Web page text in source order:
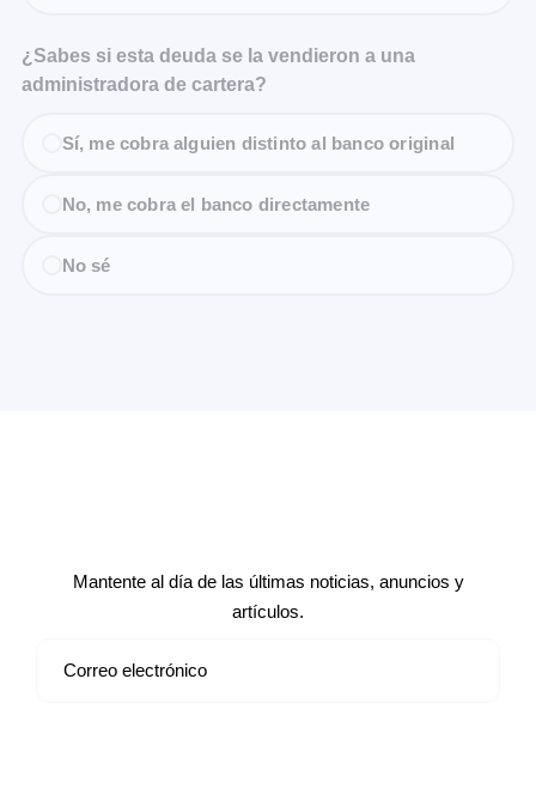
¿Sabes si esta deuda se la vendieron a una
administradora de cartera?
Sí, me cobra alguien distinto al banco original
No, me cobra el banco directamente
No sé
Mantente al día de las últimas noticias, anuncios y
artículos.